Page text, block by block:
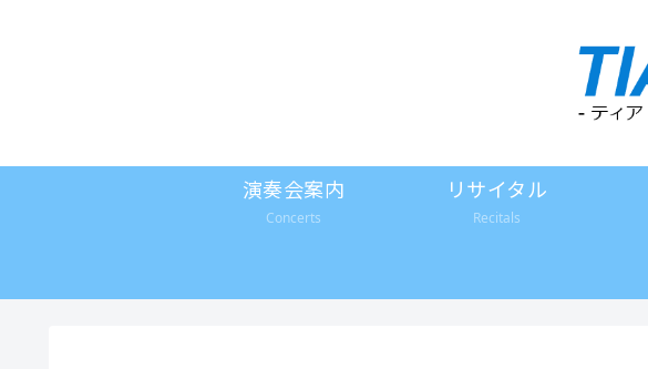
演奏会案内
Concerts
リサイタル
Recitals